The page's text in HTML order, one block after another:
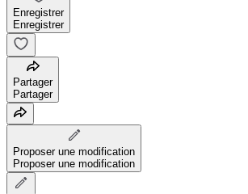
Enregistrer
Enregistrer
Partager
Partager
Proposer une modification
Proposer une modification